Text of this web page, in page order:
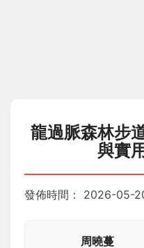
龍過脈森林步
與實
發佈時間： 2026-05-
周曉蔓